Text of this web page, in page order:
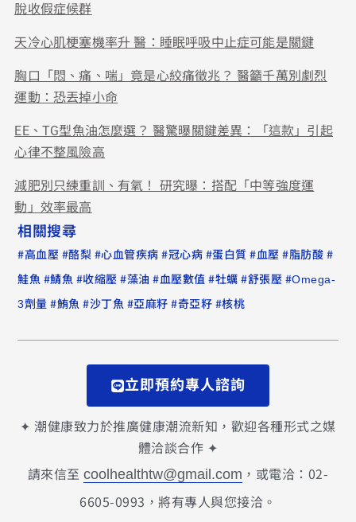
脫收假症候群
天冷心肌梗塞機率升 醫：睡眠呼吸中止症可能是關鍵
胸口「悶、痛、喘」竟是心絞痛徵兆？ 醫籲千萬別劇烈
運動：恐丟掉小命
EE、TG型魚油怎麼選？ 醫驚曝關鍵差異：「這款」引起
心律不整風險高
減肥別只練重訓、有氧！ 研究曝：搭配「中等強度運
動」效率最高
相關搜尋
#高血壓 #酪梨 #心血管疾病 #冠心病 #蛋白質 #血壓 #脂肪酸 #
鮭魚 #鯖魚 #收縮壓 #藻油 #血壓數值 #牡蠣 #舒張壓 #Omega-
3劑量 #鮪魚 #沙丁魚 #亞麻籽 #奇亞籽 #核桃
立即預約專人諮詢
✦ 潮健康致力於推廣健康潮流新知，歡迎各種形式之媒
體洽談合作 ✦
請來信至coolhealthtw@gmail.com ，或電洽：02-
6605-0993，將有專人與您接洽。